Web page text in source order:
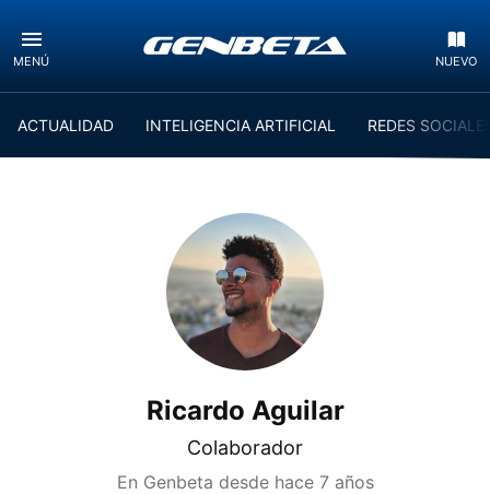
MENÚ NUEVO
ACTUALIDAD INTELIGENCIA ARTIFICIAL REDES
Ricardo Aguilar
Colaborador
En Genbeta desde hace 7 años